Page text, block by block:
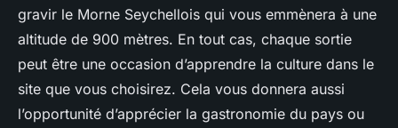
gravir le Morne Seychellois qui vous emmènera à une
altitude de 900 mètres. En tout cas, chaque sortie
peut être une occasion d’apprendre la culture dans le
site que vous choisirez. Cela vous donnera aussi
l’opportunité d’apprécier la gastronomie du pays ou